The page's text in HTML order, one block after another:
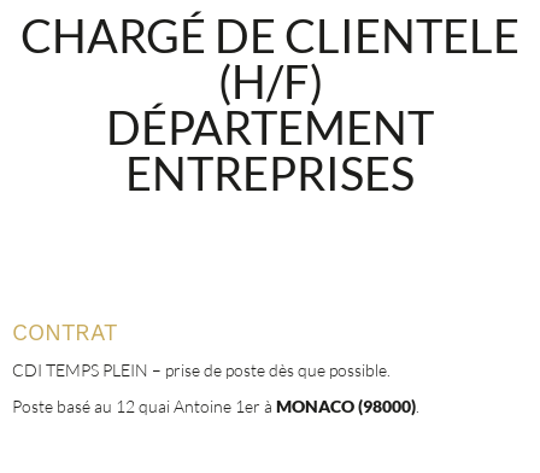
CHARGÉ DE CLIENTELE
(H/F)
DÉPARTEMENT
ENTREPRISES
CONTRAT
CDI TEMPS PLEIN – prise de poste dès que possible.
Poste basé au 12 quai Antoine 1er à MONACO(98000)